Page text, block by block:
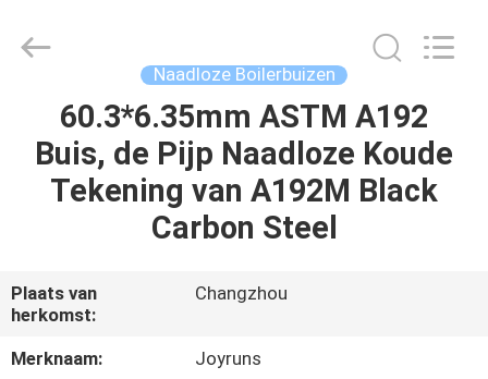
HUIS
PRODUCTEN
DE
V.S.
Joyruns
Steel
Naadloze Boilerbuizen
60.3*6.35mm ASTM A192
Buis, de Pijp Naadloze Koude
Tekening van A192M Black
Carbon Steel
Plaats van
herkomst:
Changzhou
Merknaam:
Joyruns